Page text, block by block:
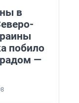
в
побило
—